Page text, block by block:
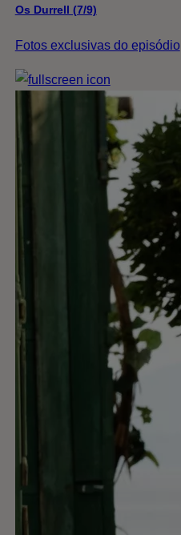
Os Durrell (7/9)
Fotos exclusivas do episódio